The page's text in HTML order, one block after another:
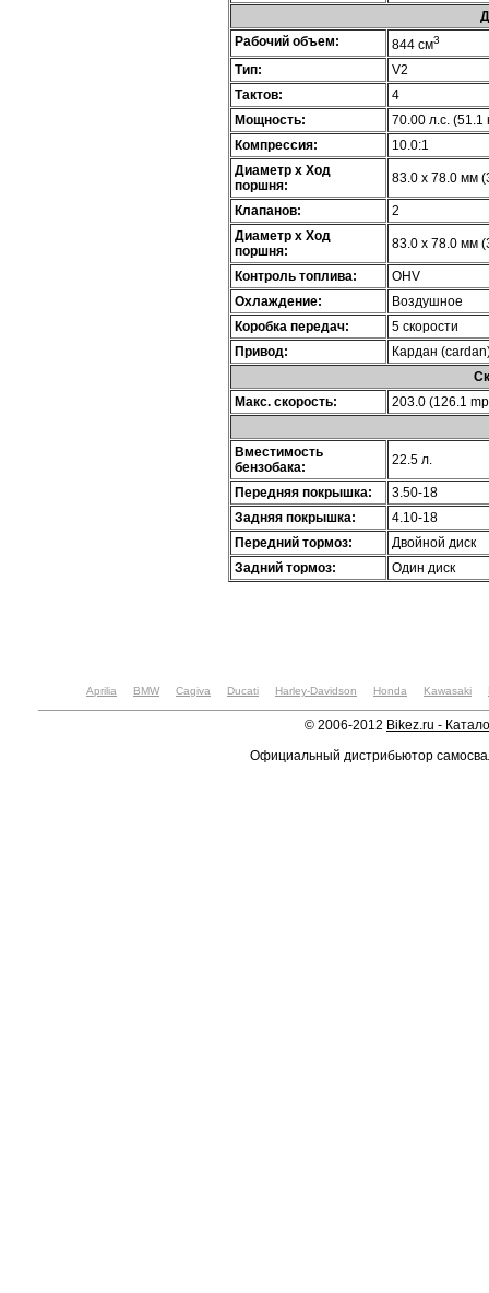
Рабочий объем:
844 см3
Тип:
V2
Тактов:
4
Мощность:
70.00 л.с. (51.1
Компрессия:
10.0:1
Диаметр х Ход
поршня:
83.0 x 78.0 мм
Клапанов:
2
Диаметр х Ход
поршня:
83.0 x 78.0 мм
Контроль топлива:
OHV
Охлаждение:
Воздушное
Коробка передач:
5 скорости
Привод:
Кардан
Макс. скорость:
203.0 (126.1
Вместимость
бензобака:
22.5 л.
Передняя покрышка:
3.50-18
Задняя покрышка:
4.10-18
Передний тормоз:
Двойной диск
Задний тормоз:
Один диск
Aprilia BMW Cagiva Ducati Harley-Davidson Honda Kawasaki
© 2006-2012 Bikez.ru -
Официальный дистрибьютор